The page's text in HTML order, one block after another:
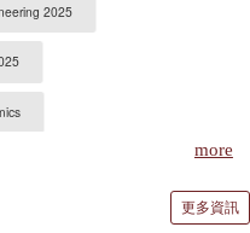
2025
more
更多資訊